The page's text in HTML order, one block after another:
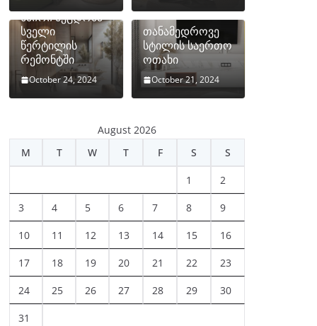
ხშირი შეცდომა
სველი
წერტილის
რემონტში
October 24, 2024
თანამედროვე
სტილის საერთო
ოთახი
October 21, 2024
August 2026
M
T W T F S S
1 2
3 4 5 6 7 8 9
10 11 12 13 14 15 16
17 18 19 20 21 22 23
24 25 26 27 28 29 30
31